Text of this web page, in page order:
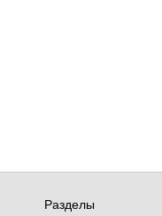
Разделы